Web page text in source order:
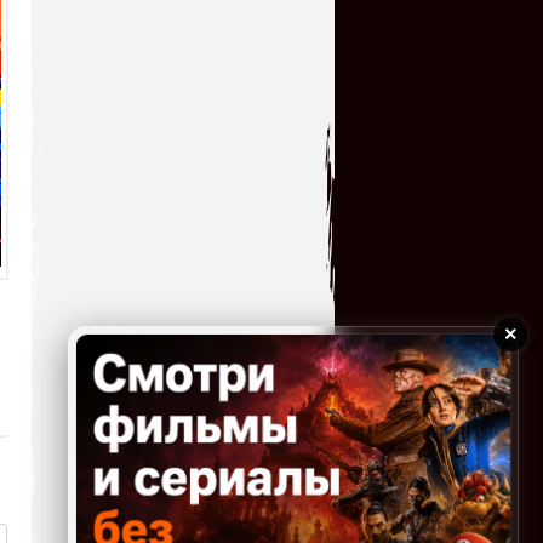
glbvoyea5806 →
У кого нибудь есть чит код
на игру ?
serg67 →
09.07.2026 14:32
Сыграл в эту увлекательную
игрушку! Огромное всем
×